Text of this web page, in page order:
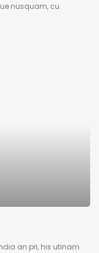
nusquam, cu
an pri, his utinam